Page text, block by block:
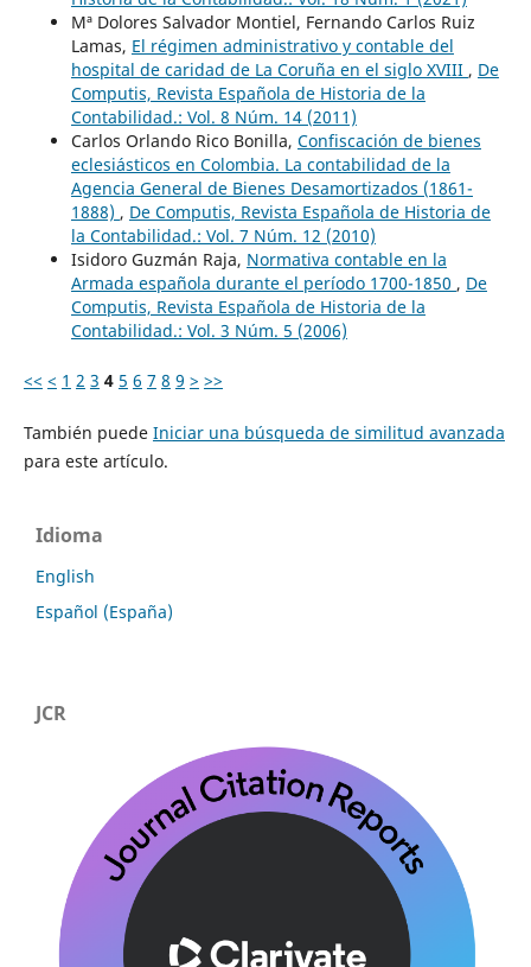
Mª Dolores Salvador Montiel, Fernando Carlos Ruiz
Lamas, El régimen administrativo y contable del
hospital de caridad de La Coruña en el siglo XVIII , De
Computis, Revista Española de Historia de la
Contabilidad.: Vol. 8 Núm. 14 (2011)
Carlos Orlando Rico Bonilla, Confiscación de bienes
eclesiásticos en Colombia. La contabilidad de la
Agencia General de Bienes Desamortizados (1861-
1888) , De Computis, Revista Española de Historia de
la Contabilidad.: Vol. 7 Núm. 12 (2010)
Isidoro Guzmán Raja, Normativa contable en la
Armada española durante el período 1700-1850 , De
Computis, Revista Española de Historia de la
Contabilidad.: Vol. 3 Núm. 5 (2006)
<< < 1 2 3 4 5 6 7 8 9 > >>
También puede Iniciar una búsqueda de similitud avanzada
para este artículo.
Idioma
English
Español (España)
JCR